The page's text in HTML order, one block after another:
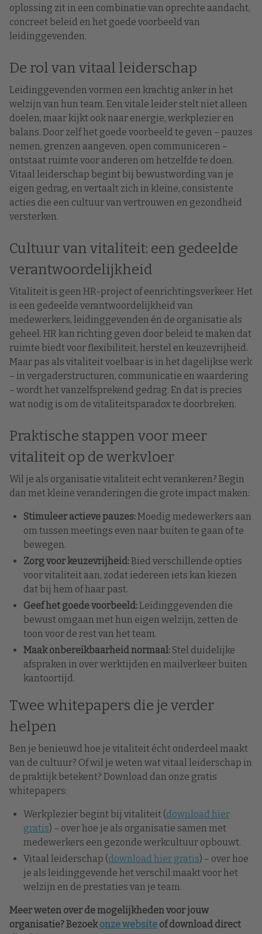
oplossing zit in een combinatie van oprechte aandacht,
concreet beleid en het goede voorbeeld van
leidinggevenden.
De rol van vitaal leiderschap
Leidinggevenden vormen een krachtig anker in het
welzijn van hun team. Een vitale leider stelt niet alleen
doelen, maar kijkt ook naar energie, werkplezier en
balans. Door zelf het goede voorbeeld te geven – pauzes
nemen, grenzen aangeven, open communiceren –
ontstaat ruimte voor anderen om hetzelfde te doen.
Vitaal leiderschap begint bij bewustwording van je
eigen gedrag, en vertaalt zich in kleine, consistente
acties die een cultuur van vertrouwen en gezondheid
versterken.
Cultuur van vitaliteit: een gedeelde
verantwoordelijkheid
Vitaliteit is geen HR-project of eenrichtingsverkeer. Het
is een gedeelde verantwoordelijkheid van
medewerkers, leidinggevenden én de organisatie als
geheel. HR kan richting geven door beleid te maken dat
ruimte biedt voor flexibiliteit, herstel en keuzevrijheid.
Maar pas als vitaliteit voelbaar is in het dagelijkse werk
– in vergaderstructuren, communicatie en waardering
– wordt het vanzelfsprekend gedrag. En dat is precies
wat nodig is om de vitaliteitsparadox te doorbreken.
Praktische stappen voor meer
vitaliteit op de werkvloer
Wil je als organisatie vitaliteit echt verankeren? Begin
dan met kleine veranderingen die grote impact maken:
Stimuleer actieve pauzes:Moedig medewerkers aan
om tussen meetings even naar buiten te gaan of te
bewegen.
Zorg voor keuzevrijheid:Bied verschillende opties
voor vitaliteit aan, zodat iedereen iets kan kiezen
dat bij hem of haar past.
Geef het goede voorbeeld:Leidinggevenden die
bewust omgaan met hun eigen welzijn, zetten de
toon voor de rest van het team.
Maak onbereikbaarheid normaal: Stel duidelijke
afspraken in over werktijden en mailverkeer buiten
kantoortijd.
Twee whitepapers die je verder
helpen
Ben je benieuwd hoe je vitaliteit écht onderdeel maakt
van de cultuur? Of wil je weten wat vitaal leiderschap in
de praktijk betekent? Download dan onze gratis
whitepapers:
Werkplezier begint bij vitaliteit (download hier
gratis) – over hoe je als organisatie samen met
medewerkers een gezonde werkcultuur opbouwt.
Vitaal leiderschap (download hier gratis) – over hoe
je als leidinggevende het verschil maakt voor het
welzijn en de prestaties van je team.
Meer weten over de mogelijkheden voor jouw
organisatie? Bezoek onze website of download direct